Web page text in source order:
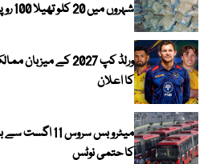
شہروں میں 20 کلو تھیلا 100 روپے تک مہنگا
ورلڈ کپ 2027 کے
کا اعلان
میٹرو بس سروس
کا حتمی نوٹس